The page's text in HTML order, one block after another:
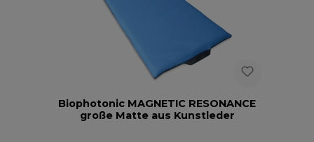
Biophotonic MAGNETIC RESONANCE
große Matte aus Kunstleder